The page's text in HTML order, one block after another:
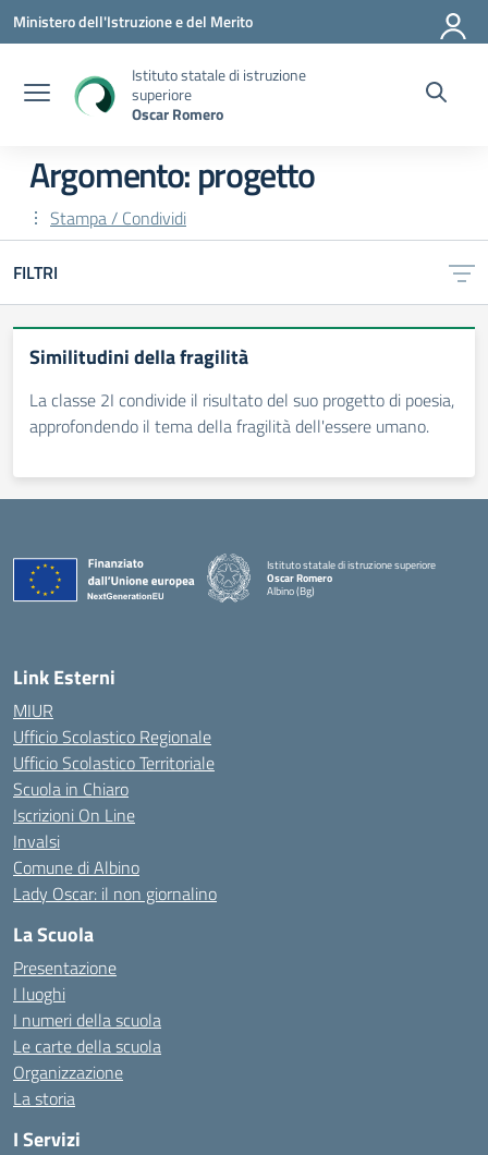
Vai ai contenuti
Vai al menu di navigazione
Vai al footer
Ministero dell'Istruzione e del Merito
Istituto statale di istruzione
superiore
Oscar Romero
Argomento: progetto
Stampa / Condividi
FILTRI
Similitudini della fragilità
La classe 2I condivide il risultato del suo progetto di poesia,
approfondendo il tema della fragilità dell'essere umano.
Istituto statale di istruzione superiore
Oscar Romero
Albino (Bg)
Link Esterni
MIUR
Ufficio Scolastico Regionale
Ufficio Scolastico Territoriale
Scuola in Chiaro
Iscrizioni On Line
Invalsi
Comune di Albino
Lady Oscar: il non giornalino
La Scuola
Presentazione
I luoghi
I numeri della scuola
Le carte della scuola
Organizzazione
La storia
I Servizi